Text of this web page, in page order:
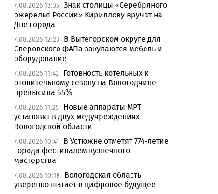
7.08.2026 13:35 Знак столицы «Серебряного
ожерелья России» Кириллову вручат на
Дне города
7.08.2026 12:23
В Вытегорском округе для
Сперовского ФАПа закупаются мебель и
оборудование
7.08.2026 11:42
Готовность котельных к
отопительному сезону на Вологодчине
превысила 65%
7.08.2026 11:25 Новые аппараты МРТ
установят в двух медучреждениях
Вологодской области
7.08.2026 10:41
В Устюжне отметят 774-летие
города фестивалем кузнечного
мастерства
7.08.2026 10:18
Вологодская область
уверенно шагает в цифровое будущее